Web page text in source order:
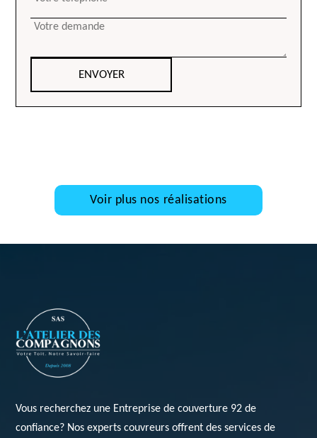
Voir plus nos réalisations
Vous recherchez une Entreprise de couverture 92 de
confiance? Nos experts couvreurs offrent des services de